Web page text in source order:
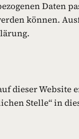
Daten
können.
dieser Website
Stelle“ in